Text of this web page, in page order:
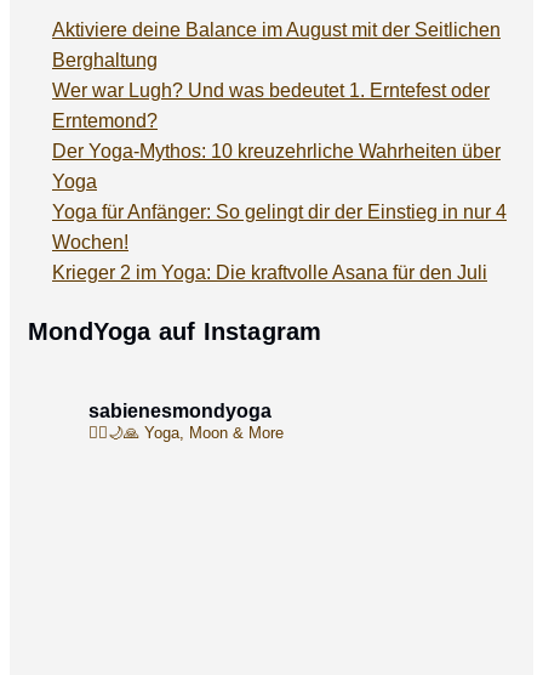
Aktiviere deine Balance im August mit der Seitlichen
Berghaltung
Wer war Lugh? Und was bedeutet 1. Erntefest oder
Erntemond?
Der Yoga-Mythos: 10 kreuzehrliche Wahrheiten über
Yoga
Yoga für Anfänger: So gelingt dir der Einstieg in nur 4
Wochen!
Krieger 2 im Yoga: Die kraftvolle Asana für den Juli
MondYoga auf Instagram
sabienesmondyoga
🧘‍♀️🌙🙏 Yoga, Moon & More